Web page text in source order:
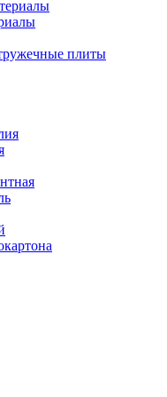
плиты